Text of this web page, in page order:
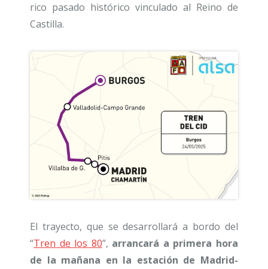
rico pasado histórico vinculado al Reino de
Castilla.
El trayecto, que se desarrollará a bordo del
“Tren de los 80”, arrancará a primera hora
de la mañana en la estación de Madrid-